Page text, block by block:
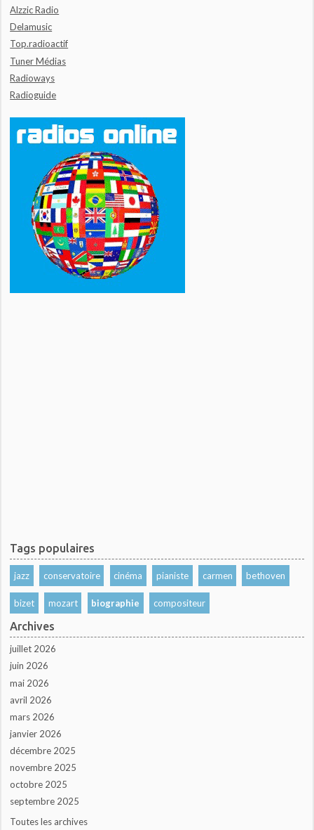
Alzzic Radio
Delamusic
Top.radioactif
Tuner Médias
Radioways
Radioguide
Tags populaires
jazz conservatoire cinéma pianiste carmen bethoven
bizet mozart biographie compositeur
Archives
juillet 2026
juin 2026
mai 2026
avril 2026
mars 2026
janvier 2026
décembre 2025
novembre 2025
octobre 2025
septembre 2025
Toutes les archives